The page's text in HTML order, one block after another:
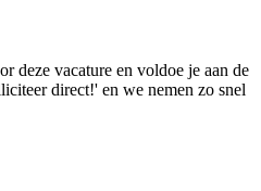
deze vacature en voldoe je aan de
direct!' en we nemen zo snel